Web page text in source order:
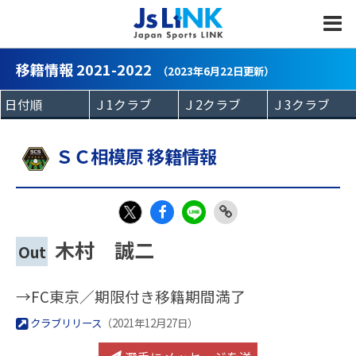
移籍情報 2021-2022 （2023年6月22日更新）
ＳＣ相模原 移籍情報
X
k
Out 木村 誠二
→FC東京／期限付き移籍期間満了
クラブリリース （2021年12月27日）